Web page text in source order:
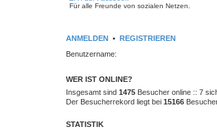
Für alle Freunde von sozialen Netzen.
ANMELDEN • REGISTRIEREN
Benutzername:
WER IST ONLINE?
Insgesamt sind 1475 Besucher online :: 7
Der Besucherrekord liegt bei 15166
STATISTIK